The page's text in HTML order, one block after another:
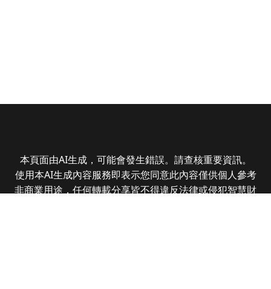
本頁面由AI生成，可能會發生錯誤。請查核重要資訊。
使用本AI生成內容服務即表示您同意此內容僅供個人參考
非商業用途，任何轉載分享皆不得違反法律或侵犯智慧財